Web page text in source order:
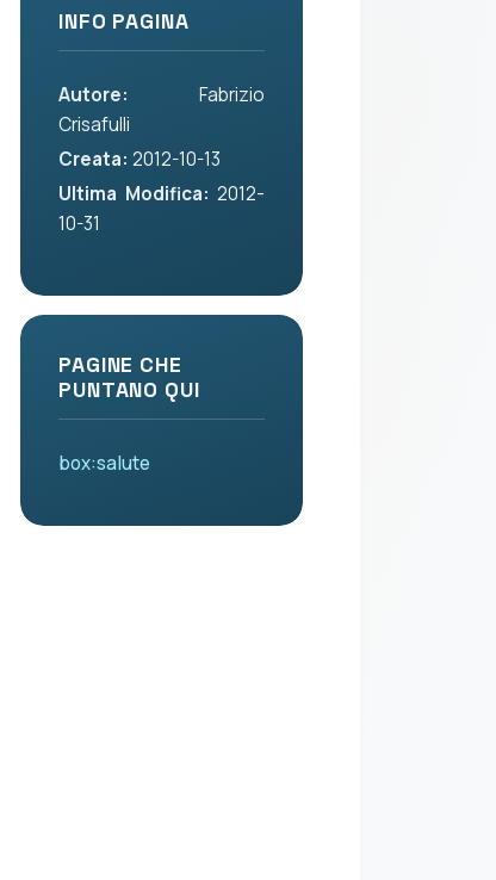
INFO PAGINA
Autore: Fabrizio
Crisafulli
Creata: 2012-10-13
Ultima Modifica: 2012-
10-31
PAGINE CHE
PUNTANO QUI
box:salute